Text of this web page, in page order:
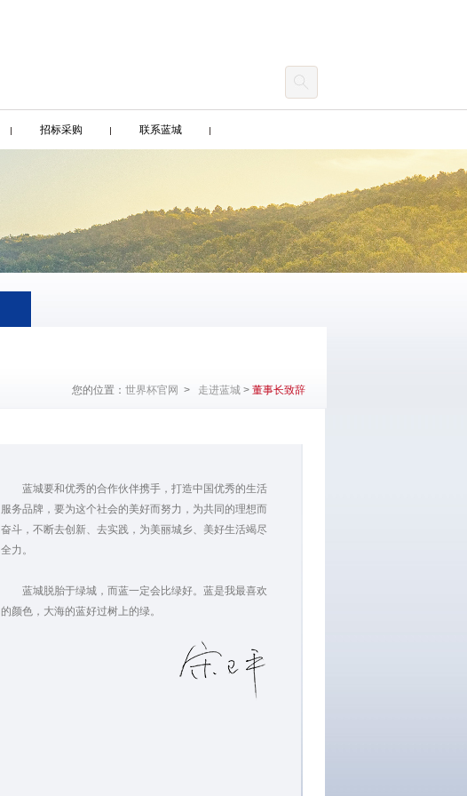
招标采购 联系蓝城
您的位置： 世界杯官网 > 走进蓝城> 董事长致辞
蓝城要和优秀的合作伙伴携手，打造中国优秀的生活
服务品牌，要为这个社会的美好而努力，为共同的理想而
奋斗，不断去创新、去实践，为美丽城乡、美好生活竭尽
全力。
蓝城脱胎于绿城，而蓝一定会比绿好。蓝是我最喜欢
的颜色，大海的蓝好过树上的绿。